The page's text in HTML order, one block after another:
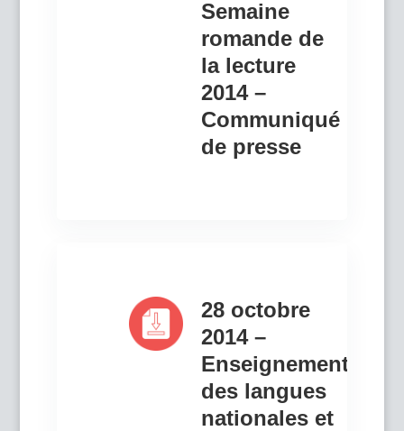
Semaine
romande de
la lecture
2014 –
Communiqué
de presse
28 octobre
2014 –
Enseignement
des langues
nationales et